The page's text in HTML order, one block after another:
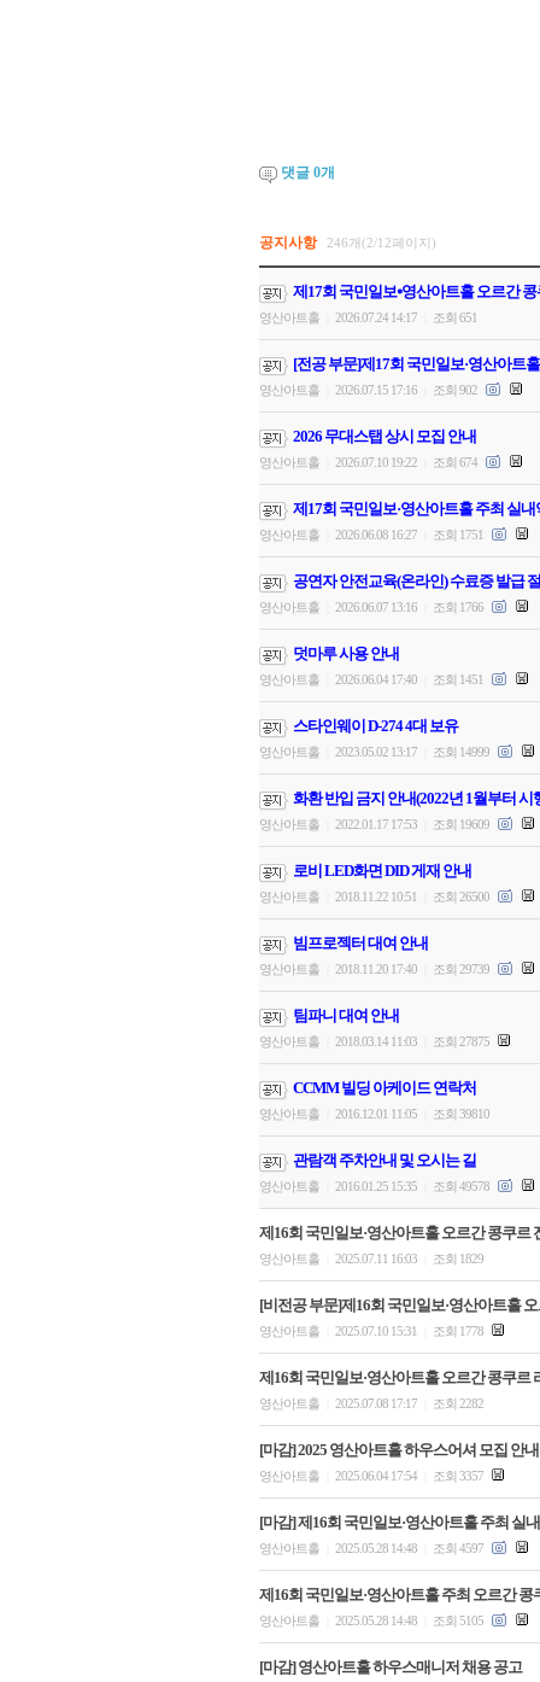
댓글 0개
공지사항 246개(2/12페이지)
제17회 국민일보⦁영산아트홀 오르간
영산아트홀 2026.07.24 14:17 조회 651
[전공 부문]제17회 국민일보·영산아트
영산아트홀 2026.07.15 17:16 조회 902
2026 무대스탭 상시 모집 안내
영산아트홀 2026.07.10 19:22 조회 674
제17회 국민일보·영산아트홀 주최 실
영산아트홀 2026.06.08 16:27 조회 1751
공연자 안전교육(온라인) 수료증 발급
영산아트홀 2026.06.07 13:16 조회 1766
덧마루 사용 안내
영산아트홀 2026.06.04 17:40 조회 1451
스타인웨이 D-274 4대 보유
영산아트홀 2023.05.02 13:17 조회 14999
화환 반입 금지 안내(2022년 1월부터 시
영산아트홀 2022.01.17 17:53 조회 19609
로비 LED화면 DID 게재 안내
영산아트홀 2018.11.22 10:51 조회 26500
빔프로젝터 대여 안내
영산아트홀 2018.11.20 17:40 조회 29739
팀파니 대여 안내
영산아트홀 2018.03.14 11:03 조회 27875
CCMM 빌딩 아케이드 연락처
영산아트홀 2016.12.01 11:05 조회 39810
관람객 주차안내 및 오시는 길
영산아트홀 2016.01.25 15:35 조회 49578
제16회 국민일보·영산아트홀 오르간 콩쿠르
영산아트홀 2025.07.11 16:03 조회 1829
[비전공 부문]제16회 국민일보·영산아트홀
영산아트홀 2025.07.10 15:31 조회 1778
제16회 국민일보·영산아트홀 오르간 콩쿠르
영산아트홀 2025.07.08 17:17 조회 2282
[마감] 2025 영산아트홀 하우스어셔 모집 안내
영산아트홀 2025.06.04 17:54 조회 3357
[마감] 제16회 국민일보·영산아트홀 주최 실
영산아트홀 2025.05.28 14:48 조회 4597
제16회 국민일보·영산아트홀 주최 오르간 콩
영산아트홀 2025.05.28 14:48 조회 5105
[마감] 영산아트홀 하우스매니저 채용 공고